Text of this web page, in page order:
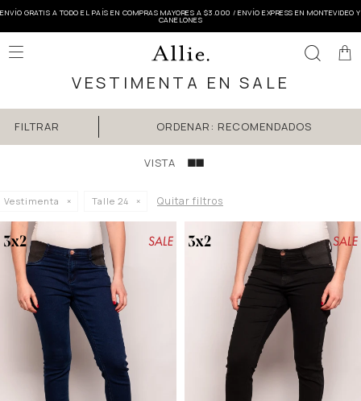
ENVÍO GRATIS A TODO EL PAÍS EN COMPRAS MAYORES A $3.000 / ENVÍO EXPRESS EN MONTEVIDEO Y
CANELONES

VESTIMENTA EN SALE
RECOMENDADOS
Vestimenta Talle 24 Quitar filtros